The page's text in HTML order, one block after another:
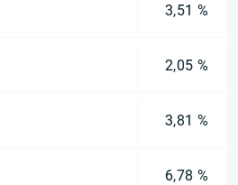
3,51 %
2,05 %
3,81 %
6,78 %